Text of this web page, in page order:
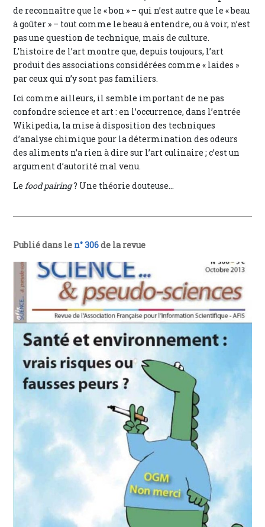
de reconnaître que le « bon » – qui n’est autre que le « beau
à goûter » – tout comme le beau à entendre, ou à voir, n’est
pas une question de technique, mais de culture.
L’histoire de l’art montre que, depuis toujours, l’art
produit des associations considérées comme « laides »
par ceux qui n’y sont pas familiers.
Ici comme ailleurs, il semble important de ne pas
confondre science et art : en l’occurrence, dans l’entrée
Wikipedia, la mise à disposition des techniques
d’analyse chimique pour la détermination des odeurs
des aliments n’a rien à dire sur l’art culinaire ; c’est un
argument d’autorité mal venu.
Lefood pairing? Une théorie douteuse...
Publié dans le n° 306de la revue